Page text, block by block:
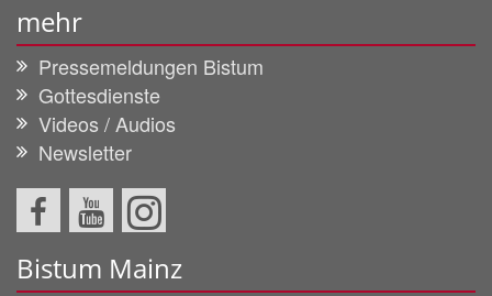
mehr
Pressemeldungen Bistum
Gottesdienste
Videos / Audios
Newsletter
Bistum Mainz